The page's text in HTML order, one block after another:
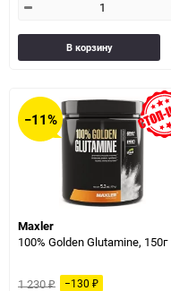
В корзину
−11%
Maxler
100% Golden Glutamine, 150г
1 230₽ −130 ₽